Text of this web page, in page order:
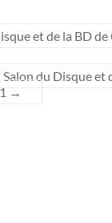
et de la BD
Salon du Disque et
→